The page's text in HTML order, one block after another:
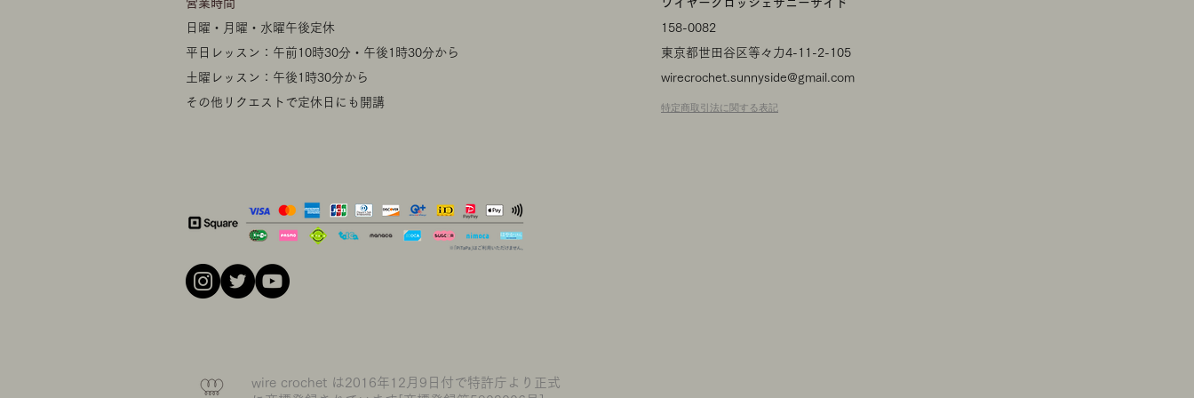
日曜・月曜・水曜午後定休
平日レッスン：午前10時30分・午後1時30分から
土曜レッスン：午後1時30分から
​その他リクエストで定休日にも開講
wire crochet は2016年12月9日付で特許庁より正式
158-0082
​東京都世田谷区等々力4-11-2-105
wirecrochet.sunnyside@gmail.com
特定商取引法に関する表記